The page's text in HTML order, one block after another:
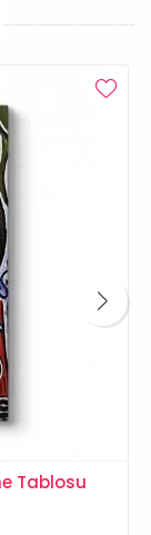
Tablosu